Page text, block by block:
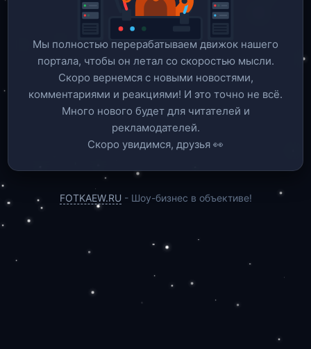
Мы полностью перерабатываем движок нашего
портала, чтобы он летал со скоростью мысли.
Скоро вернемся c новыми новостями,
комментариями и реакциями! И это точно не всё.
Много нового будет для читателей и
рекламодателей.
Скоро увидимся, друзья 👀
FOTKAEW.RU - Шоу-бизнес в объективе!